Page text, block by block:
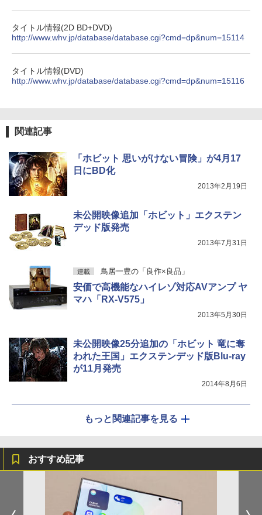
タイトル情報(2D BD+DVD)
http://www.whv.jp/database/database.cgi?cmd=dp&num=15114
タイトル情報(DVD)
http://www.whv.jp/database/database.cgi?cmd=dp&num=15116
関連記事
「ホビット 思いがけない冒険」が4月17
日にBD化
2013年2月19日
未公開映像追加「ホビット」エクステン
デッド版発売
2013年7月31日
連載 鳥居一豊の「良作×良品」
安価で高機能なハイレゾ対応AVアンプ ヤ
マハ「RX-V575」
2013年5月30日
未公開映像25分追加の「ホビット 竜に奪
われた王国」エクステンデッド版Blu-ray
が11月発売
2014年8月6日
もっと関連記事を見る
おすすめ記事